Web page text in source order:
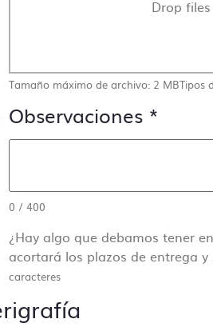
Drop
Tamaño máximo de archivo: 2 MBTipos
Observaciones *
0 / 400
¿Hay algo que debamos tener
acortará los plazos de entrega y
caracteres
lo más fluida y precisa